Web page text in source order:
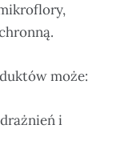
może:
i